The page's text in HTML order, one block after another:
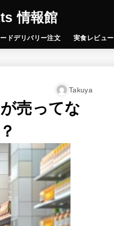
情報館
ドデリバリー注文 実食レビュー
Takuya
売ってな